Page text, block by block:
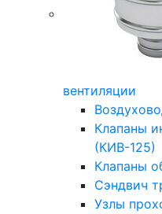
вентиляции
Клапаны
(КИВ-125)
Клапаны
Сэндвич
Узлы